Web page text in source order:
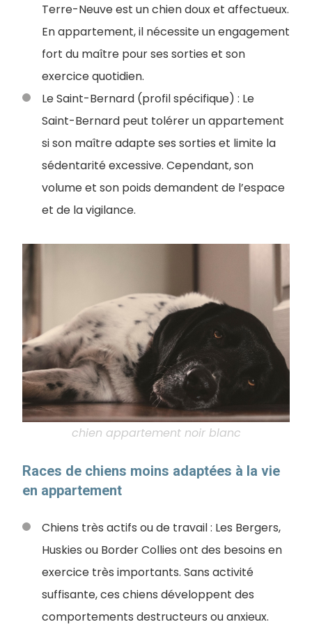
Terre-Neuve est un chien doux et affectueux.
En appartement, il nécessite un engagement
fort du maître pour ses sorties et son
exercice quotidien.
Le Saint-Bernard (profil spécifique) : Le
Saint-Bernard peut tolérer un appartement
si son maître adapte ses sorties et limite la
sédentarité excessive. Cependant, son
volume et son poids demandent de l’espace
et de la vigilance.
chien appartement noir blanc
Races de chiens moins adaptées à la vie
en appartement
Chiens très actifs ou de travail : Les Bergers,
Huskies ou Border Collies ont des besoins en
exercice très importants. Sans activité
suffisante, ces chiens développent des
comportements destructeurs ou anxieux.